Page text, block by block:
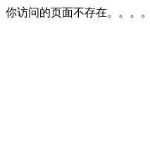
你访问的页面不存在。。。。